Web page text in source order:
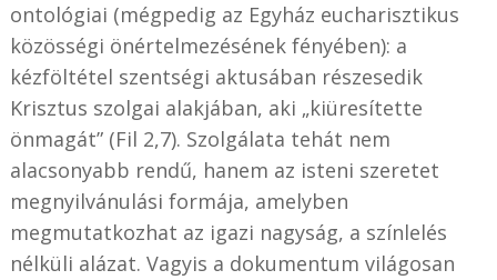
ontológiai (mégpedig az Egyház eucharisztikus
közösségi önértelmezésének fényében): a
kézföltétel szentségi aktusában részesedik
Krisztus szolgai alakjában, aki „kiüresítette
önmagát” (Fil 2,7). Szolgálata tehát nem
alacsonyabb rendű, hanem az isteni szeretet
megnyilvánulási formája, amelyben
megmutatkozhat az igazi nagyság, a színlelés
nélküli alázat. Vagyis a dokumentum világosan